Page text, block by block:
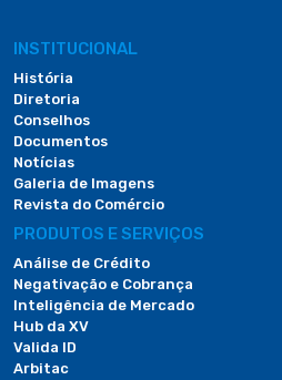
INSTITUCIONAL
História
Diretoria
Conselhos
Documentos
Notícias
Galeria de Imagens
Revista do Comércio
PRODUTOS E SERVIÇOS
Análise de Crédito
Negativação e Cobrança
Inteligência de Mercado
Hub da XV
Valida ID
Arbitac